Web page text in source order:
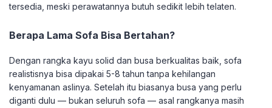
tersedia, meski perawatannya butuh sedikit lebih telaten.
Berapa Lama Sofa Bisa Bertahan?
Dengan rangka kayu solid dan busa berkualitas baik, sofa
realistisnya bisa dipakai 5-8 tahun tanpa kehilangan
kenyamanan aslinya. Setelah itu biasanya busa yang perlu
diganti dulu — bukan seluruh sofa — asal rangkanya masih